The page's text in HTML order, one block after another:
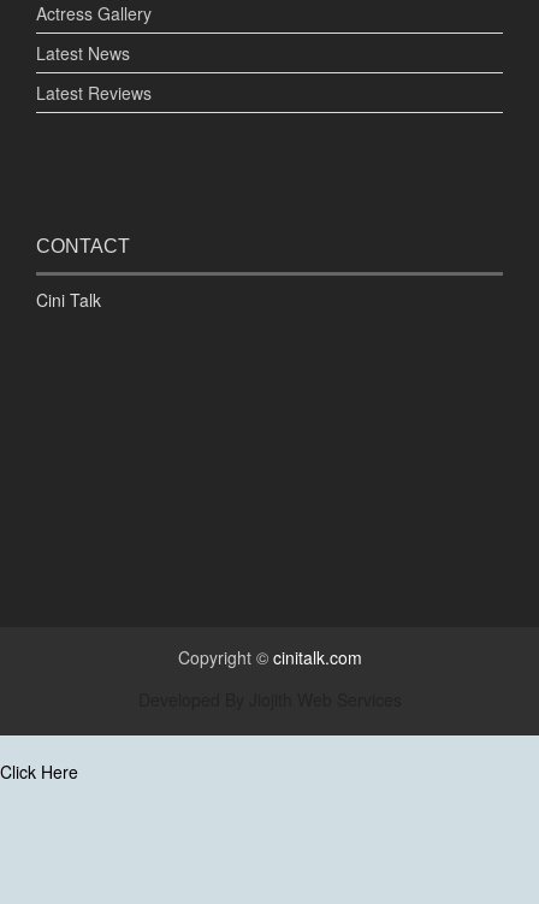
Actress Gallery
Latest News
Latest Reviews
CONTACT
Cini Talk
Copyright © cinitalk.com
Click Here